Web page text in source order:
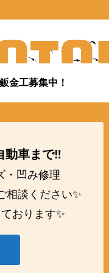
鈑金工募集中！
動車まで‼️
・凹み修理
相談ください✨
おります✨